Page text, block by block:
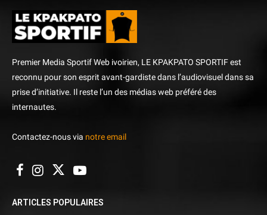
Premier Media Sportif Web ivoirien, LE KPAKPATO SPORTIF est
reconnu pour son esprit avant-gardiste dans l’audiovisuel dans sa
prise d’initiative. Il reste l’un des médias web préféré des
internautes.
Contactez-nous via notre email
ARTICLES POPULAIRES